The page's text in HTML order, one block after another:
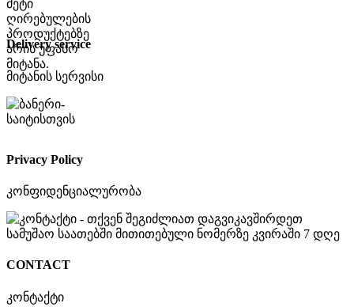
Delivery service
მიტანის სერვისი
Privacy Policy
კონფიდენციალურობა
CONTACT
კონტაქტი